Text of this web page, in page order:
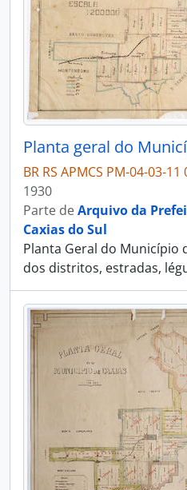
BR RS APMCS PM-04-03-11
1930
Parte deArquivo da
Caxias do Sul
Planta Geral do Município
dos distritos, estradas,